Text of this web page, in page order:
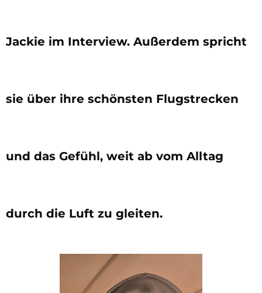
Jackie im Interview. Außerdem spricht
sie über ihre schönsten Flugstrecken
und das Gefühl, weit ab vom Alltag
durch die Luft zu gleiten.